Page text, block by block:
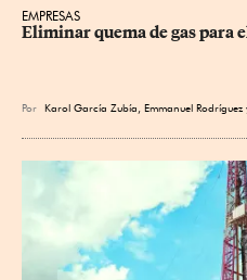
EMPRESAS
Eliminar quema de gas para
Por Karol García Zubía Emmanuel Rodríguez